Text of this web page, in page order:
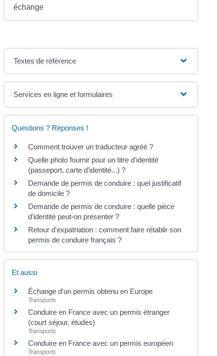
échange
Textes de référence
Services en ligne et formulaires
Questions ? Réponses !
Comment trouver un traducteur agréé ?
Quelle photo fournir pour un titre d'identité
(passeport, carte d'identité...) ?
Demande de permis de conduire : quel justificatif
de domicile ?
Demande de permis de conduire : quelle pièce
d'identité peut-on présenter ?
Retour d'expatriation : comment faire rétablir son
permis de conduire français ?
Et aussi
Échange d'un permis obtenu en Europe
Transports
Conduire en France avec un permis étranger
(court séjour, études)
Transports
Conduire en France avec un permis européen
Transports